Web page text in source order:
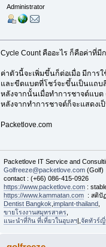
Administrator
Cycle Count คืออะไร ก็คือค่าที่
ค่าตัวนี้จะเพิ่มขึ้นก็ต่อเมื่อ มีการ
และขีดแบตที่โชว์จะขึ้นเป็นแถบ
หลังจากนั้นเมื่อทำการชาจต์แบต
หลังจากทำการชาจต์ก็จะแสดงเ
Packetlove.com
Packetlove IT Service and
Golfreeze@packetlove.com(Golf)
contact : (+66) 086-415-0926
https://www.packetlove.com:
https://www.kammatan.com: สติปัฏ
Dentist Bangkok implant-thailand,
ขายโรงงานสมุทรสาคร,
แนะนำที่กิน ที่เที่ยวในอุบลฯ|, จัดทัวร์